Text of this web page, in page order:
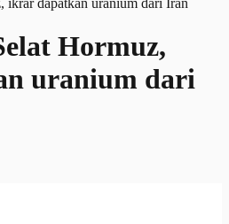
Hormuz,
uranium dari